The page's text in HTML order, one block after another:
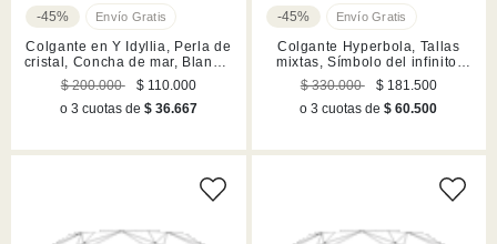
-45%
Colgante en Y Idyllia, Perla de
cristal, Concha de mar, Blanco,
Acabado en tono oro
$ 200.000
$ 110.000
o 3 cuotas de $ 36.667
-45%
Colgante Hyperbola, Tallas
mixtas, Símbolo del infinito,
Blanco, Baño de rodio
$ 330.000
$ 181.500
o 3 cuotas de$ 60.500